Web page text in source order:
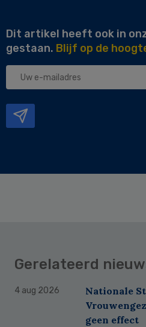
Dit artikel heeft ook in
gestaan. Blijf op de
Uw
Gerelateerd
4 aug 2026
Nationale
geen effect